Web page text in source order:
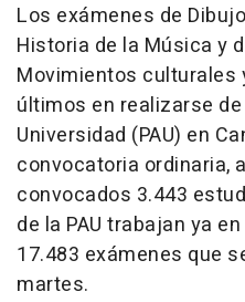
Los exámenes de
Historia de la Música y
Movimientos
últimos en realizarse
Universidad (PAU) en
convocatoria ordinaria,
convocados 3.443
de la PAU trabajan ya
17.483 exámenes que
martes.